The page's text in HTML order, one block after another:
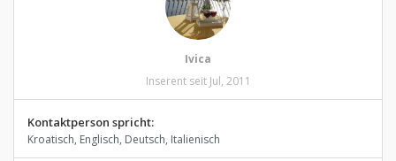
Ivica
Inserent seit Jul, 2011
Kontaktperson spricht:
Kroatisch, Englisch, Deutsch, Italienisch